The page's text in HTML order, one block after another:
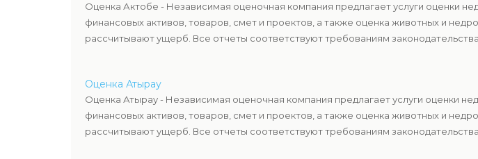
Оценка Актобе - Независимая оценочная компания предлагает услуги оценки
финансовых активов, товаров, смет и проектов, а также оценка животных и
рассчитывают ущерб. Все отчеты соответствуют требованиям
Оценка Атырау
Оценка Атырау - Независимая оценочная компания предлагает услуги оценки
финансовых активов, товаров, смет и проектов, а также оценка животных и
рассчитывают ущерб. Все отчеты соответствуют требованиям